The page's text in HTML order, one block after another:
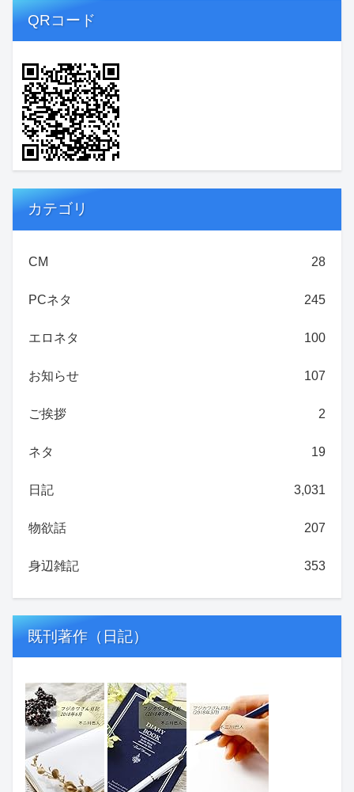
QRコード
カテゴリ
CM 28
PCネタ 245
エロネタ 100
お知らせ 107
ご挨拶 2
ネタ 19
日記 3,031
物欲話 207
身辺雑記 353
既刊著作（日記）